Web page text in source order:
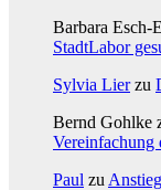
Barbara Esch-
StadtLabor
Sylvia Lierzu
Bernd Gohlke
Vereinfachung
Paul zu